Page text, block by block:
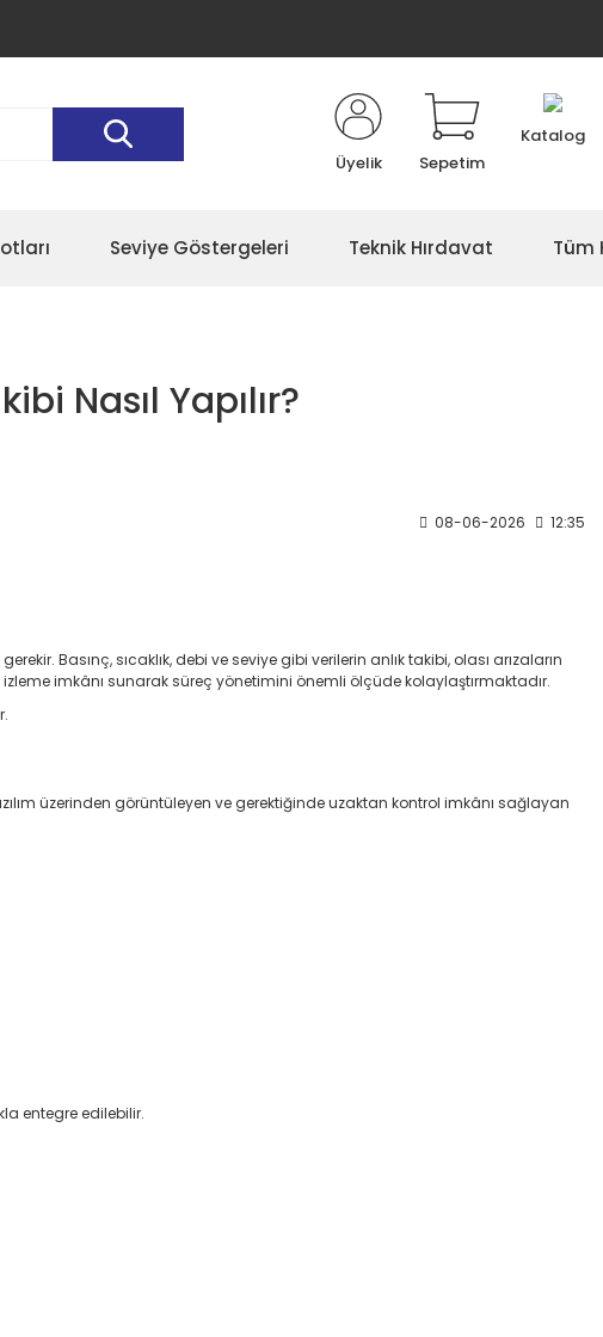
Üyelik Sepetim
Katalog
Seviye Göstergeleri Teknik Hırdavat Tüm
Nasıl Yapılır?
08-06-2026 12:35
Basınç, sıcaklık, debi ve seviye gibi verilerin anlık takibi, olası arızaların
imkânı sunarak süreç yönetimini önemli ölçüde kolaylaştırmaktadır.
üzerinden görüntüleyen ve gerektiğinde uzaktan kontrol imkânı sağlayan
entegre edilebilir.